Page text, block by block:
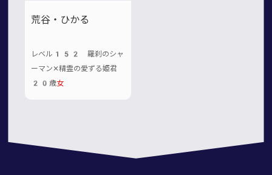
荒谷・ひかる
レベル152 羅刹のシャ
ーマン✕精霊の愛ずる姫君
20歳女